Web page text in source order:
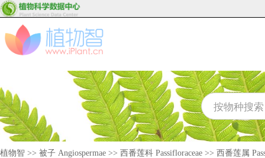
植物智 >> 被子 Angiospermae >> 西番莲科 Passifloraceae >> 西番莲属